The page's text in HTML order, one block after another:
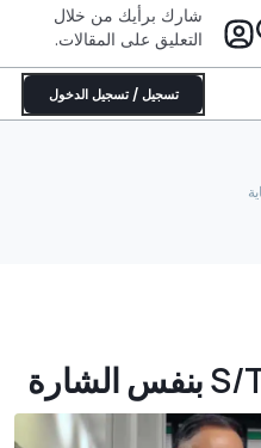
شارك برأيك من خلال
التعليق على المقالات.
تسجيل / تسجيل الدخول